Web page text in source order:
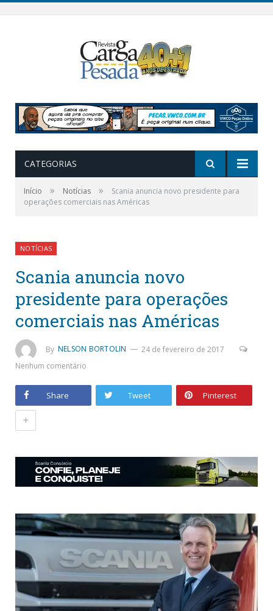
CATEGORIAS
Início » Notícias »
Scania anuncia novo presidente para
operações comerciais nas Américas
NOTÍCIAS
Scania anuncia novo
presidente para operações
comerciais nas Américas
By NELSON BORTOLIN
24 de fevereiro de 2017
Nenhum comentário
Share Tweet Pinterest
+